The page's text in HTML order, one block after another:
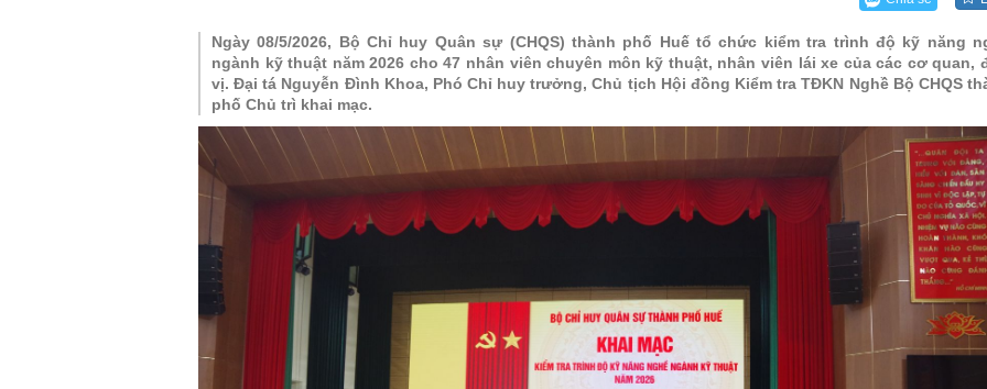
Tin bài Phát thanh
Ban
Ban
Ban
Ban Chỉ huy phòng thủ
Ban
Ban
Ban
Trung đoàn 6
Trung tâm giáo dục Quốc
Ngày 08/5/2026, Bộ Chỉ huy Quân sự (CHQS) thành phố Huế tổ chức kiểm tra trình độ kỹ năng
ngành kỹ thuật năm 2026 cho 47 nhân viên chuyên môn kỹ thuật, nhân viên lái xe của các cơ quan,
vị. Đại tá Nguyễn Đình Khoa, Phó Chỉ huy trưởng, Chủ tịch Hội đồng Kiểm tra TĐKN Nghề Bộ CHQS
phố Chủ trì khai mạc.